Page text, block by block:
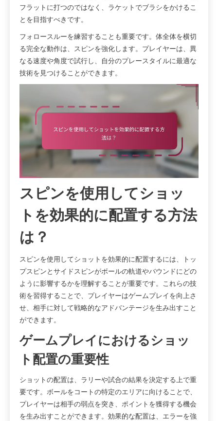
フラットに打つのではなく、ラケットでブラシをかけるこ
とを目指すべきです。
フォロースルーを練習することも重要です。体全体を横切
る完全な動作は、スピンを強化します。プレイヤーは、異
なる速度や角度で試行し、自分のプレースタイルに最適な
技術を見つけることができます。
スピンを使用してショッ
トを効果的に配置する方法
は？
スピンを使用してショットを効果的に配置するには、トッ
プスピンとサイドスピンがボールの軌道やバウンドにどの
ように影響するかを理解することが重要です。これらの技
術を習得することで、プレイヤーはゲームプレイを向上さ
せ、相手に対して戦略的なアドバンテージを生み出すこと
ができます。
ゲームプレイにおけるショッ
ト配置の重要性
ショットの配置は、ラリーや試合の結果を決定する上で重
要です。ボールをコートの特定のエリアに向けることで、
プレイヤーは相手の弱点を突き、ポイントを獲得する機会
を生み出すことができます。効果的な配置は、エラーを強